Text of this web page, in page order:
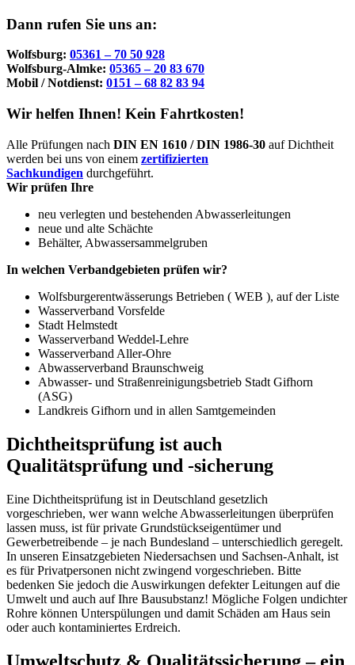
Dann rufen Sie uns an:
Wolfsburg: 05361 – 70 50 928
Wolfsburg-Almke: 05365 – 20 83 670
Mobil / Notdienst: 0151 – 68 82 83 94
Wir helfen Ihnen! Kein Fahrtkosten!
Alle Prüfungen nach DIN EN 1610 / DIN 1986-30 auf Dichtheit
werden bei uns von einem zertifizierten
Sachkundigen durchgeführt.
Wir prüfen Ihre
neu verlegten und bestehenden Abwasserleitungen
neue und alte Schächte
Behälter, Abwassersammelgruben
In welchen Verbandgebieten prüfen wir?
Wolfsburgerentwässerungs Betrieben ( WEB ), auf der Liste
Wasserverband Vorsfelde
Stadt Helmstedt
Wasserverband Weddel-Lehre
Wasserverband Aller-Ohre
Abwasserverband Braunschweig
Abwasser- und Straßenreinigungsbetrieb Stadt Gifhorn
(ASG)
Landkreis Gifhorn und in allen Samtgemeinden
Dichtheitsprüfung ist auch
Qualitätsprüfung und -sicherung
Eine Dichtheitsprüfung ist in Deutschland gesetzlich
vorgeschrieben, wer wann welche Abwasserleitungen überprüfen
lassen muss, ist für private Grundstückseigentümer und
Gewerbetreibende – je nach Bundesland – unterschiedlich geregelt.
In unseren Einsatzgebieten Niedersachsen und Sachsen-Anhalt, ist
es für Privatpersonen nicht zwingend vorgeschrieben. Bitte
bedenken Sie jedoch die Auswirkungen defekter Leitungen auf die
Umwelt und auch auf Ihre Bausubstanz! Mögliche Folgen undichter
Rohre können Unterspülungen und damit Schäden am Haus sein
oder auch kontaminiertes Erdreich.
Umweltschutz & Qualitätssicherung – ein